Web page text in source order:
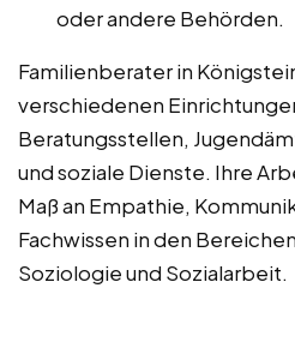
oder andere Behörden.
Familienberater in
verschiedenen
Beratungsstellen,
und soziale Dienste. Ihre
Maß an Empathie,
Fachwissen in den
Soziologie und Sozialarbeit.